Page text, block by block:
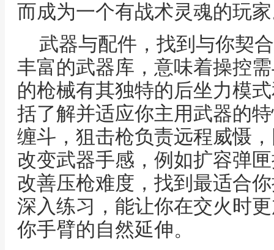
而成为一个有战术灵魂的玩
武器与配件，找到与你契
丰富的武器库，意味着操控
的枪械有其独特的后坐力模
括了解并适应你主用武器的
缠斗，狙击枪负责远程威慑
改变武器手感，例如扩容弹
改善压枪难度，找到最适合
深入练习，能让你在交火时
你手臂的自然延伸。